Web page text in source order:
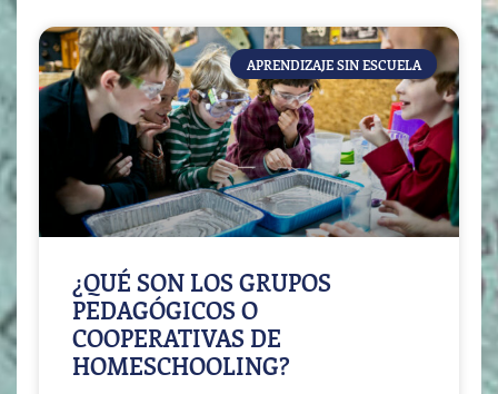
APRENDIZAJE SIN ESCUELA
¿QUÉ SON LOS GRUPOS
PEDAGÓGICOS O
COOPERATIVAS DE
HOMESCHOOLING?